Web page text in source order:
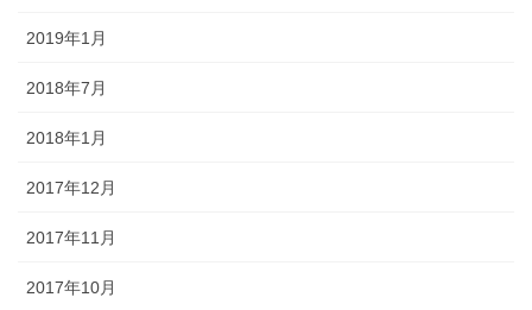
2019年1月
2018年7月
2018年1月
2017年12月
2017年11月
2017年10月